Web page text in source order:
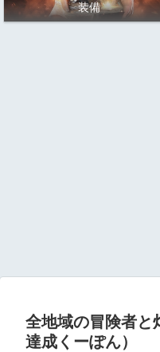
装備
全地域の冒険者と
達成くーぽん）